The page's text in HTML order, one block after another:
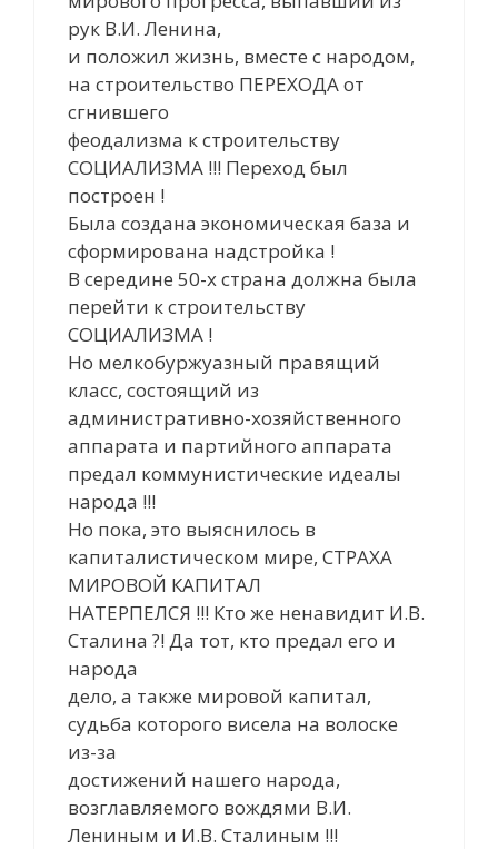
рук В.И. Ленина,
и положил жизнь, вместе с народом,
на строительство ПЕРЕХОДА от
сгнившего
феодализма к строительству
СОЦИАЛИЗМА !!! Переход был
построен !
Была создана экономическая база и
сформирована надстройка !
В середине 50-х страна должна была
перейти к строительству
СОЦИАЛИЗМА !
Но мелкобуржуазный правящий
класс, состоящий из
административно-хозяйственного
аппарата и партийного аппарата
предал коммунистические идеалы
народа !!!
Но пока, это выяснилось в
капиталистическом мире, СТРАХА
МИРОВОЙ КАПИТАЛ
НАТЕРПЕЛСЯ !!! Кто же ненавидит И.В.
Сталина ?! Да тот, кто предал его и
народа
дело, а также мировой капитал,
судьба которого висела на волоске
из-за
достижений нашего народа,
возглавляемого вождями В.И.
Лениным и И.В. Сталиным !!!